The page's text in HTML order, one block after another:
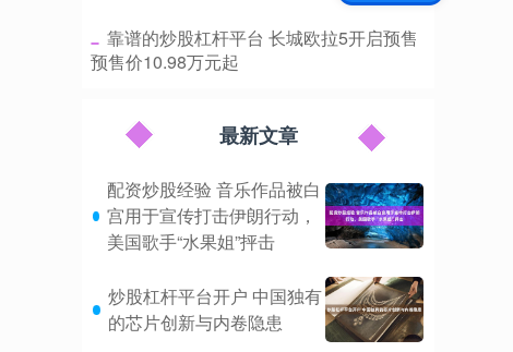
​靠谱的炒股杠杆平台 长城欧拉5开启预售
预售价10.98万元起
最新文章
配资炒股经验 音乐作品被白
宫用于宣传打击伊朗行动，
美国歌手“水果姐”抨击
炒股杠杆平台开户 中国独有
的芯片创新与内卷隐患